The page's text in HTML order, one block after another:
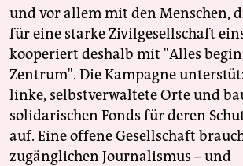
und vor allem mit den Menschen,
für eine starke Zivilgesellschaft
kooperiert deshalb mit "Alles
Zentrum". Die Kampagne
linke, selbstverwaltete Orte und
solidarischen Fonds für deren
auf. Eine offene Gesellschaft
zugänglichen Journalismus – und